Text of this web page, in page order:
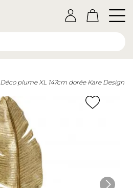
Déco plume XL 147cm dorée Kare Design